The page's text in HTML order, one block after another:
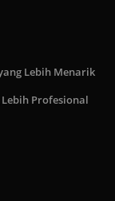
Lebih Menarik
Profesional